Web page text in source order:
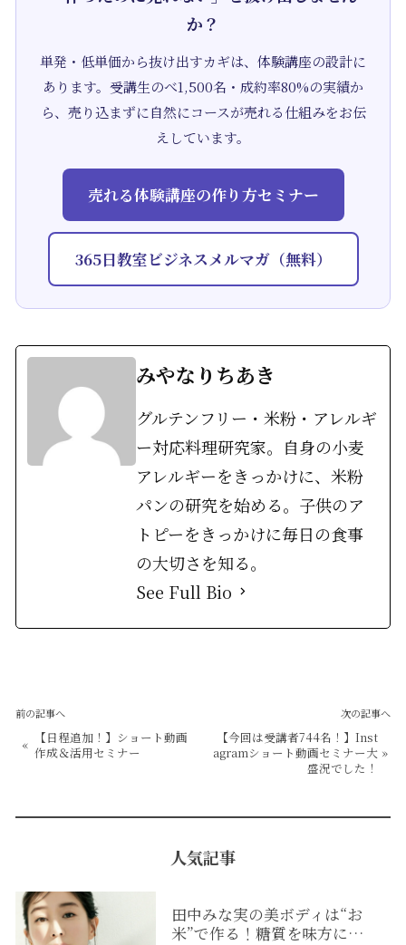
か？
単発・低単価から抜け出すカギは、体験講座の設計に
あります。受講生のべ1,500名・成約率80%の実績か
ら、売り込まずに自然にコースが売れる仕組みをお伝
えしています。
売れる体験講座の作り方セミナー
365日教室ビジネスメルマガ（無料）
みやなりちあき
グルテンフリー・米粉・アレルギ
ー対応料理研究家。自身の小麦
アレルギーをきっかけに、米粉
パンの研究を始める。子供のア
トピーをきっかけに毎日の食事
の大切さを知る。
See Full Bio
前の記事へ
«
【日程追加！】ショート動画
作成＆活用セミナー
次の記事へ
【今回は受講者744名！】Inst
agramショート動画セミナー大
盛況でした！
»
人気記事
田中みな実の美ボディは“お
米”で作る！糖質を味方に…